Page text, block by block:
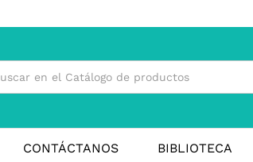
CONTÁCTANOS BIBLIOTECA